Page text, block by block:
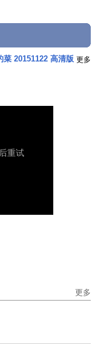
菜 20151122 高清版 更多
更多